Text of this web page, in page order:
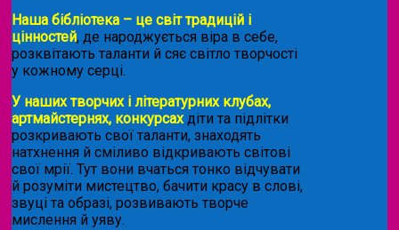
Наша бібліотека – це світ традицій і
цінностей, де народжується віра в себе,
розквітають таланти й сяє світло творчості
у кожному серці.
У наших творчих і літературних клубах,
артмайстернях, конкурсахдіти та підлітки
розкривають свої таланти, знаходять
натхнення й сміливо відкривають світові
свої мрії. Тут вони вчаться тонко відчувати
й розуміти мистецтво, бачити красу в слові,
звуці та образі, розвивають творче
мислення й уяву.